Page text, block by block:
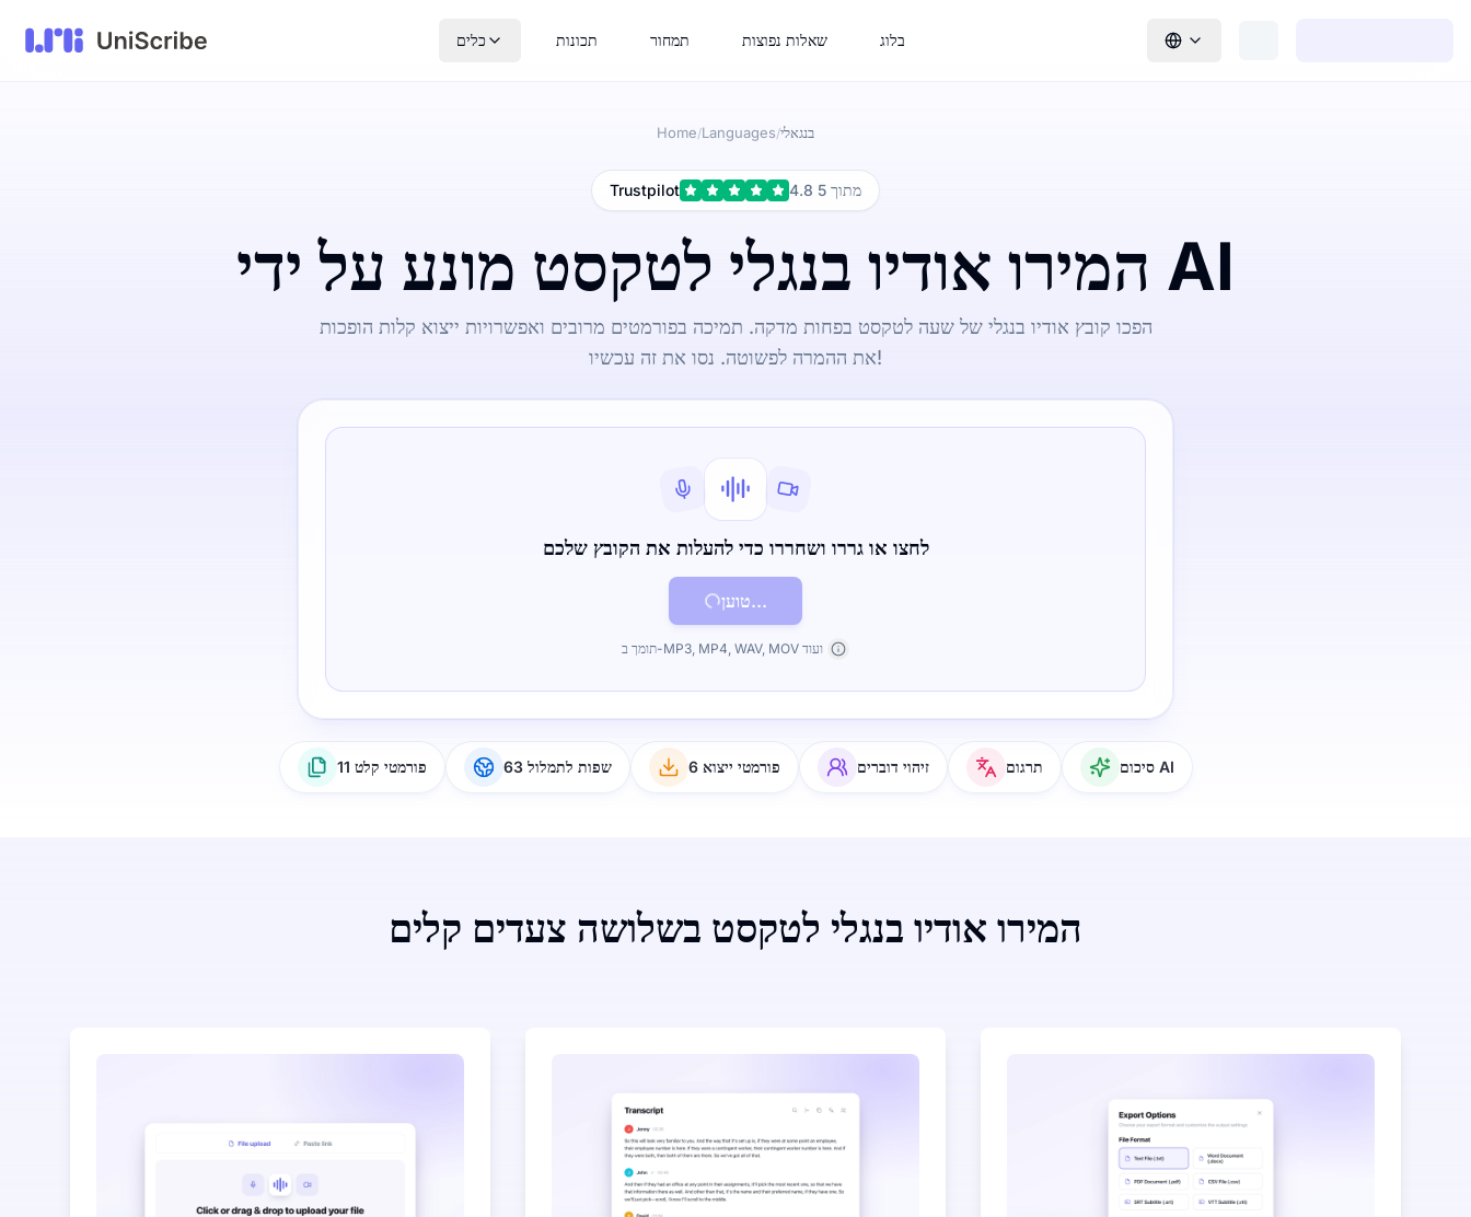
כלים תכונות תמחור שאלות נפוצות בלוג
Home/Languages/בנגאלי
Trustpilot 4.8 מתוך 5
המירו אודיו בנגלי לטקסט מונע על ידי AI
הפכו קובץ אודיו בנגלי של שעה לטקסט בפחות מדקה. תמיכה בפורמטים מרובים ואפשרויות ייצוא קלות הופכות
את ההמרה לפשוטה. נסו את זה עכשיו!
לחצו או גררו ושחררו כדי להעלות את הקובץ שלכם
טוען...
תומך ב-MP3, MP4, WAV, MOV ועוד
11 פורמטי קלט 63 שפות לתמלול 6 פורמטי ייצוא זיהוי דוברים תרגום סיכום AI
המירו אודיו בנגלי לטקסט בשלושה צעדים קלים